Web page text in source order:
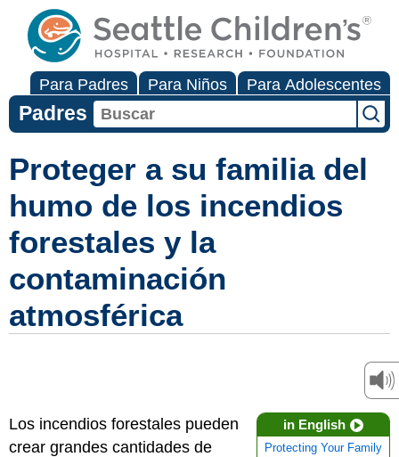
Para Padres Para Niños Para Adolescentes
Padres
Proteger a su familia del
humo de los incendios
forestales y la
contaminación
atmosférica
in English
Protecting Your Family
Los incendios forestales pueden
crear grandes cantidades de